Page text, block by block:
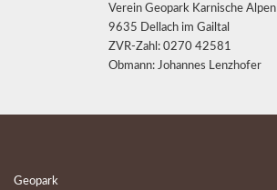
Verein Geopark Karnische Alpen
9635 Dellach im Gailtal
ZVR-Zahl: 0270 42581
Obmann: Johannes Lenzhofer
Geopark